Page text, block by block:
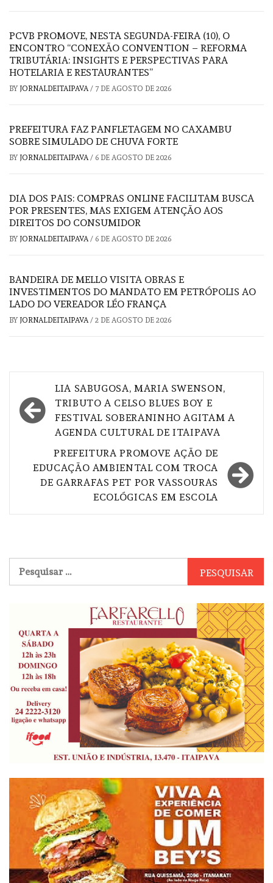
PCVB PROMOVE, NESTA SEGUNDA-FEIRA (10), O
ENCONTRO “CONEXÃO CONVENTION – REFORMA
TRIBUTÁRIA: INSIGHTS E PERSPECTIVAS PARA
HOTELARIA E RESTAURANTES”
BY JORNALDEITAIPAVA/ 7 DE AGOSTO DE 2026
PREFEITURA FAZ PANFLETAGEM NO CAXAMBU
SOBRE SIMULADO DE CHUVA FORTE
BY JORNALDEITAIPAVA/ 6 DE AGOSTO DE 2026
DIA DOS PAIS: COMPRAS ONLINE FACILITAM BUSCA
POR PRESENTES, MAS EXIGEM ATENÇÃO AOS
DIREITOS DO CONSUMIDOR
BY JORNALDEITAIPAVA/ 6 DE AGOSTO DE 2026
BANDEIRA DE MELLO VISITA OBRAS E
INVESTIMENTOS DO MANDATO EM PETRÓPOLIS AO
LADO DO VEREADOR LÉO FRANÇA
BY JORNALDEITAIPAVA/ 2 DE AGOSTO DE 2026
Navegação
de
Post
LIA SABUGOSA, MARIA SWENSON,
TRIBUTO A CELSO BLUES BOY E
FESTIVAL SOBERANINHO AGITAM A
AGENDA CULTURAL DE ITAIPAVA
PREFEITURA PROMOVE AÇÃO DE
EDUCAÇÃO AMBIENTAL COM TROCA
DE GARRAFAS PET POR VASSOURAS
ECOLÓGICAS EM ESCOLA